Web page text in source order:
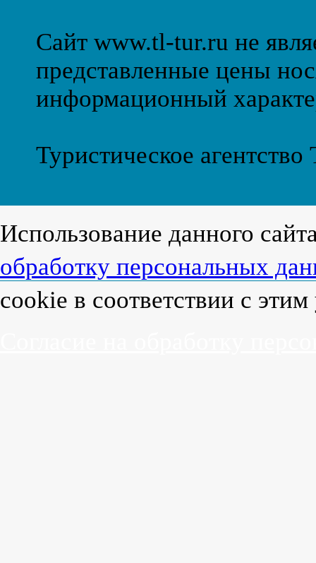
Сайт www.tl-tur.ru не
представленные цены
информационный
Туристическое
Использование данного
обработку персональных
cookie в соответствии с